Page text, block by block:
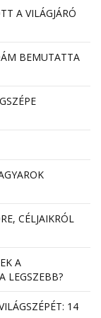
A VILÁGJÁRÓ
BEMUTATTA
CÉLJAIKRÓL
A
LEGSZEBB?
14